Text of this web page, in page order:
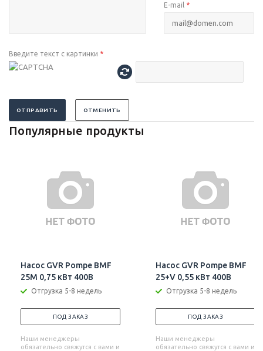
E-mail *
Введите текст с картинки *
ОТПРАВИТЬ ОТМЕНИТЬ
Популярные продукты
Насос GVR Pompe BMF
25M 0,75 кВт 400В
Отгрузка 5-8 недель
ПОД ЗАКАЗ
Наши менеджеры
обязательно свяжутся с вами и
Насос GVR Pompe BMF
25+V 0,55 кВт 400В
Отгрузка 5-8 недель
ПОД ЗАКАЗ
Наши менеджеры
обязательно свяжутся с вами и